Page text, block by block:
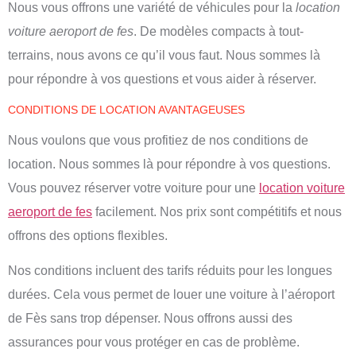
Nous vous offrons une variété de véhicules pour la location
voiture aeroport de fes. De modèles compacts à tout-
terrains, nous avons ce qu’il vous faut. Nous sommes là
pour répondre à vos questions et vous aider à réserver.
CONDITIONS DE LOCATION AVANTAGEUSES
Nous voulons que vous profitiez de nos conditions de
location. Nous sommes là pour répondre à vos questions.
Vous pouvez réserver votre voiture pour une location voiture
aeroport de fes facilement. Nos prix sont compétitifs et nous
offrons des options flexibles.
Nos conditions incluent des tarifs réduits pour les longues
durées. Cela vous permet de louer une voiture à l’aéroport
de Fès sans trop dépenser. Nous offrons aussi des
assurances pour vous protéger en cas de problème.